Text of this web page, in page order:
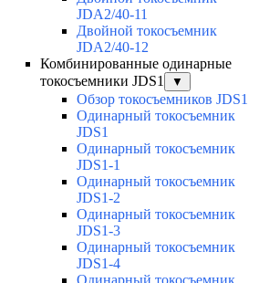
JDA2/40-11
Двойной токосъемник
JDA2/40-12
Комбинированные одинарные
токосъемники JDS1
▼
Обзор токосъемников JDS1
Одинарный токосъемник
JDS1
Одинарный токосъемник
JDS1-1
Одинарный токосъемник
JDS1-2
Одинарный токосъемник
JDS1-3
Одинарный токосъемник
JDS1-4
Одинарный токосъемник